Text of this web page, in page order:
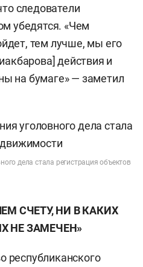
следователи
убедятся. «Чем
тем лучше, мы его
действия и
на бумаге» — заметил
дела стала регистрация объектов
СЧЕТУ, НИ В КАКИХ
НЕ ЗАМЕЧЕН»
республиканского